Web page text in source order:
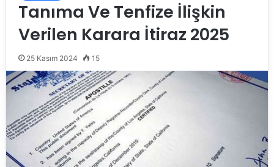
Tanıma Ve Tenfize İlişkin
Verilen Karara İtiraz 2025
25 Kasım 2024 15